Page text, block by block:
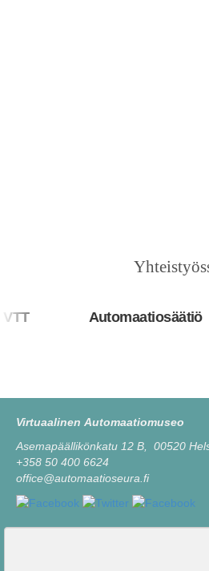
Automaatiosäätiö
Virtuaalinen Automaatiomuseo
Asemapäällikönkatu 12 B, 00520
+358 50 400 6624
office@automaatioseura.fi